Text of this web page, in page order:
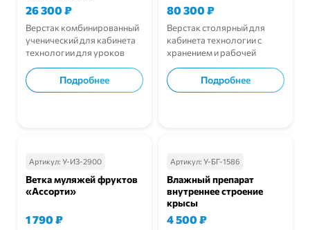
26 300₽
Верстак комбинированный
ученический для кабинета
технологии для уроков
Подробнее
80 300₽
Верстак столярный для
кабинета технологии с
хранением и рабочей
Подробнее
Артикул: У-ИЗ-2900
Ветка муляжей фруктов
«Ассорти»
1 790₽
Артикул: У-БГ-1586
Влажный препарат
внутреннее строение
крысы
4 500₽